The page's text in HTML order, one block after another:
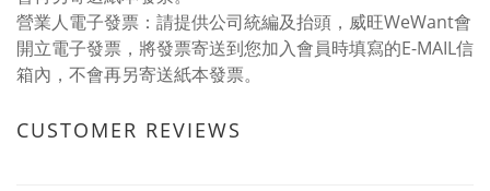
營業人電子發票：請提供公司統編及抬頭，威旺WeWant會
開立電子發票，將發票寄送到您加入會員時填寫的E-MAIL信
箱內，不會再另寄送紙本發票。
CUSTOMER REVIEWS